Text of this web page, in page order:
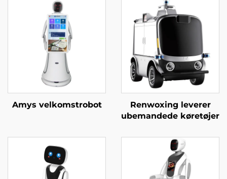
Amys velkomstrobot
Renwoxing leverer
ubemandede køretøjer